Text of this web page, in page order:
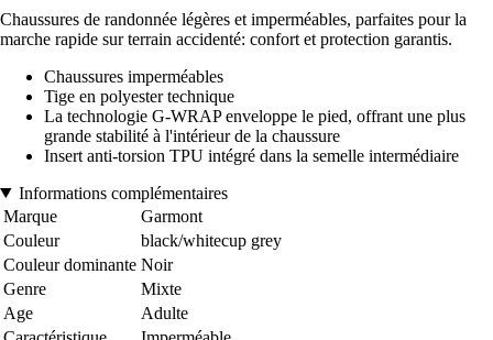
Chaussures de randonnée légères et imperméables, parfaites pour la
marche rapide sur terrain accidenté: confort et protection garantis.
Chaussures imperméables
Tige en polyester technique
La technologie G-WRAP enveloppe le pied, offrant une plus
grande stabilité à l'intérieur de la chaussure
Insert anti-torsion TPU intégré dans la semelle intermédiaire
Informations complémentaires
Marque
Garmont
Couleur
black/whitecup grey
Couleur dominante Noir
Genre
Mixte
Age
Adulte